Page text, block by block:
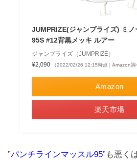
JUMPRIZE(ジャンプライズ) ミノ
95S #12背黒メッキ ルアー
ジャンプライズ（JUMPRIZE）
¥2,090
（2022/02/26 12:15時点 | Amazon調
Amazon
楽天市場
”パンチラインマッスル95”も悪く